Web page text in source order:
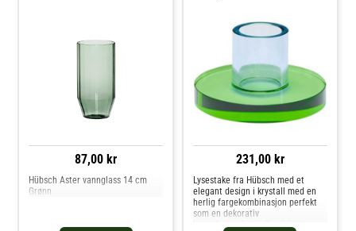
87,00 kr
Hübsch Aster vannglass 14 cm
Grønn
231,00 kr
Lysestake fra Hübsch med et
elegant design i krystall med en
herlig fargekombinasjon perfekt
som en dekorativ
innredningsdetalj. Produktet er